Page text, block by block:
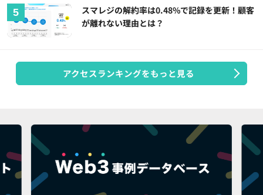
スマレジの解約率は0.48%で記録を更新！顧客
が離れない理由とは？
アクセスランキングをもっと見る